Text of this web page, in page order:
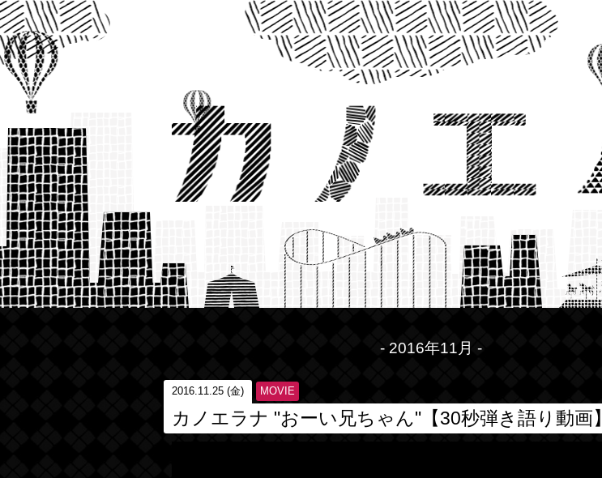
- 2016年11月 -
2016.11.25 (金) MOVIE
カノエラナ "おーい兄ちゃん"【30秒弾き語り動画】